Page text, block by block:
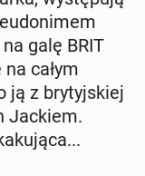
galę BRIT
całym
ją z bry­tyj­skiej
Jackiem.